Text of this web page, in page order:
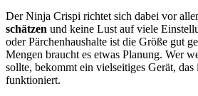
Der Ninja Crispi richtet sich dabei vor
schätzen und keine Lust auf viele
oder Pärchenhaushalte ist die Größe gut
Mengen braucht es etwas Planung. Wer
sollte, bekommt ein vielseitiges Gerät,
funktioniert.